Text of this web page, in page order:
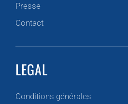
Presse
Contact
LEGAL
Conditions générales